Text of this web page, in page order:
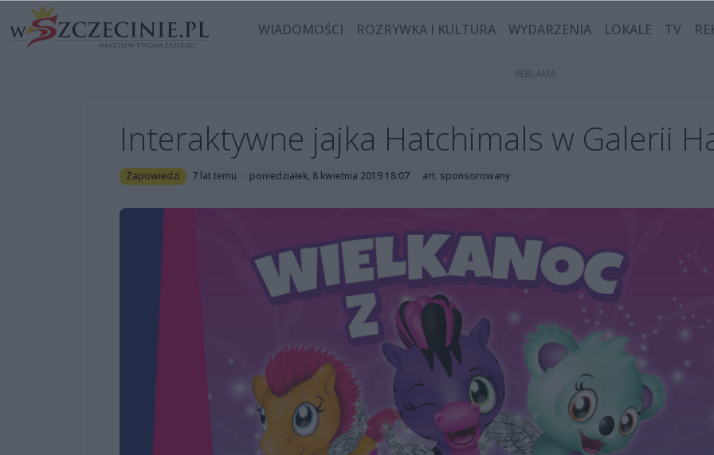
WIADOMOŚCI ROZRYWKA I KULTURA WYDARZENIA LOKALE TV
Interaktywne jajka Hatchimals w Galerii
Zapowiedzi 7 lat temu poniedziałek, 8 kwietnia 2019 18:07 art. sponsorowany